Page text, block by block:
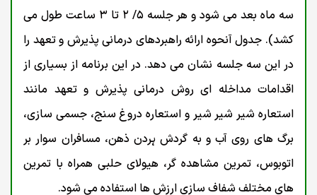
سه ماه بعد می شود و هر جلسه ۵/ ۲ تا ۳ ساعت طول می
کشد). جدول آنحوه ارائه راهبردهای درمانی پذیرش و تعهد را
در این سه جلسه نشان می دهد. در این برنامه از بسیاری از
اقدامات مداخله ای روش درمانی پذیرش و تعهد مانند
استعاره شیر شیر شیر و استعاره دروغ سنج، جسمی سازی،
برگ های روی آب و به گردش ہردن ذهن، مسافران سوار بر
اتوبوس، تمرین مشاهده گر، هیولای حلبی همراه با تمرین
های مختلف شفاف سازی ارزش ها استفاده می شود.